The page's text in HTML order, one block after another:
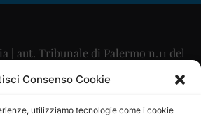
Consenso Cookie
utilizziamo tecnologie come i cookie
| aut. Tribunale di Palermo n.11 del
29/09/2015